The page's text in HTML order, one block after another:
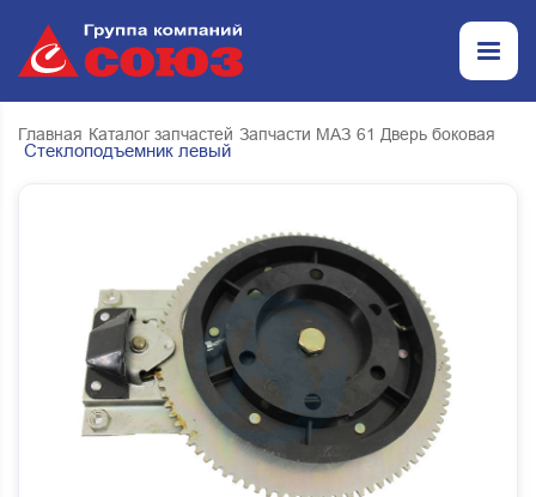
Главная Каталог запчастей Запчасти МАЗ 61 Дверь боковая
Стеклоподъемник левый